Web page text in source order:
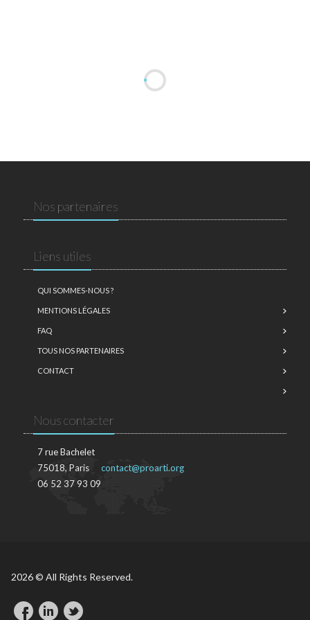
Nos partenaires
Liens utiles
QUI SOMMES-NOUS ?
MENTIONS LÉGALES
FAQ
TOUS NOS PARTENAIRES
CONTACT
Nous contacter
7 rue Bachelet
75018, Paris
06 52 37 93 09
contact@proarti.org
2026 © All Rights Reserved.